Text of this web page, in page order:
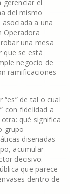
gerenciar el
del mismo
a una
Operadora
una mesa
que se está
negocio de
ramificaciones
de tal o cual
con fidelidad a
qué significa
grupo
diseñadas
acumular
decisivo.
que parece
dentro de